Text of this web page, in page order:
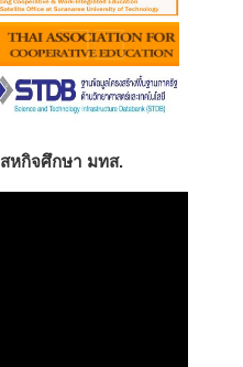
สหกิจศึกษา มทส.